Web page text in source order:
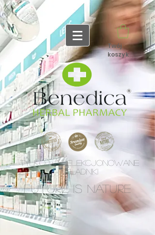
Twój
koszyk
TYLKO WYSELEKCJONOWANE
SKŁADNIKI
future is nature